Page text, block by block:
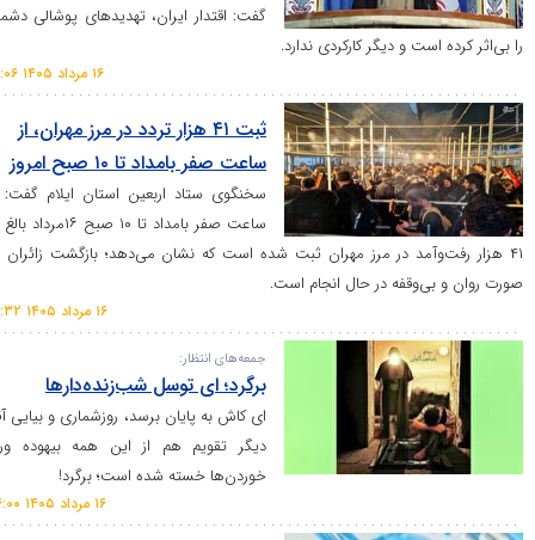
گفت: اقتدار ایران، تهدید‌های پوشالی دشمن
است و دیگر کارکردی ندارد.
ثبت ۴۱ هزار تردد در مرز مهران، از
ساعت صفر بامداد تا ۱۰ صبح امروز
سخنگوی ستاد اربعین استان ایلام گفت: از
ساعت صفر بامداد تا ۱۰ صبح ۱۶مرداد بالغ بر
رفت‌وآمد در مرز مهران ثبت شده است که نشان می‌دهد؛ بازگشت زائران به
و بی‌وقفه در حال انجام است.
جمعه‌های انتظار:
برگرد‌؛ ای توسل شب‌زنده‌دار‌ها‌
ای کاش به پایان برسد، روزشماری و بیایی آقا!
دیگر تقویم هم از این همه بیهوده ورق
خوردن‌ها خسته شده است؛ برگرد!